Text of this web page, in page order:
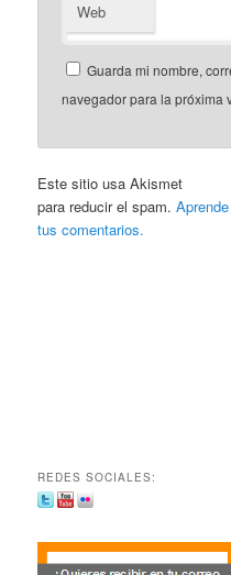
Web
Guarda mi nombre,
navegador para la próxima
Este sitio usa Akismet
para reducir el spam.
tus comentarios.
REDES SOCIALES: